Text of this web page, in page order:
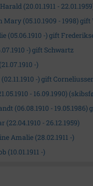
(20.01.1911 -
(05.10.1909 - 1998) gift
(05.06.1910 -) gift
-) gift Schwartz
-)
-) gift
- 16.09.1990)
(06.08.1910 -
- 26.12.1959)
Amalie (28.02.1911 -)
(10.01.1911 -)